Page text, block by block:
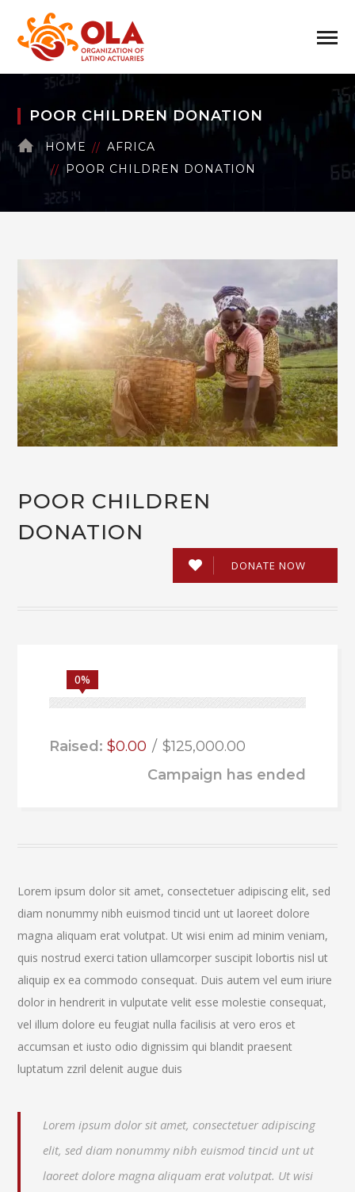
POOR CHILDREN DONATION
HOME
AFRICA
POOR CHILDREN DONATION
POOR CHILDREN
DONATION
DONATE NOW
0%
Raised:$0.00
$125,000.00
Campaign has ended
Lorem ipsum dolor sit amet, consectetuer adipiscing elit, sed
diam nonummy nibh euismod tincid unt ut laoreet dolore
magna aliquam erat volutpat. Ut wisi enim ad minim veniam,
quis nostrud exerci tation ullamcorper suscipit lobortis nisl ut
aliquip ex ea commodo consequat. Duis autem vel eum iriure
dolor in hendrerit in vulputate velit esse molestie consequat,
vel illum dolore eu feugiat nulla facilisis at vero eros et
accumsan et iusto odio dignissim qui blandit praesent
luptatum zzril delenit augue duis
Lorem ipsum dolor sit amet, consectetuer adipiscing
elit, sed diam nonummy nibh euismod tincid unt ut
laoreet dolore magna aliquam erat volutpat. Ut wisi